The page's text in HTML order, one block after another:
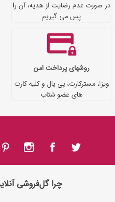
در صورت عدم رضایت از هدیه، آن را
پس می گیریم
روشهای پرداخت امن
ویزا، مسترکارت، پی پال و کلیه کارت
های عضو شتاب
چرا گل‌فروشی